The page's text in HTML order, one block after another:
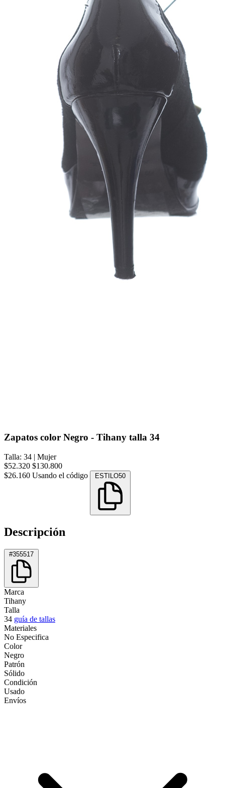
Zapatos color Negro - Tihany talla 34
Talla: 34 | Mujer
$52.320 $130.800
$26.160 Usando el código ESTILO50
Descripción
#355517
Marca
Tihany
Talla
34 guía de tallas
Materiales
No Especifica
Color
Negro
Patrón
Sólido
Condición
Usado
Envíos